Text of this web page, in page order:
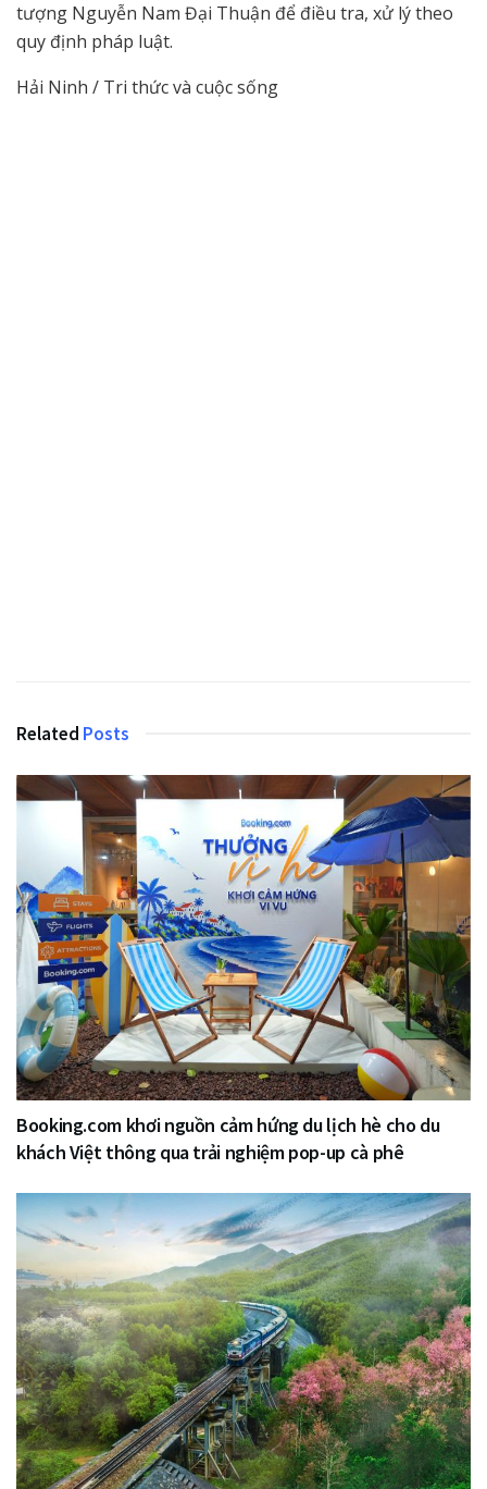
tượng Nguyễn Nam Đại Thuận để điều tra, xử lý theo
quy định pháp luật.
Hải Ninh / Tri thức và cuộc sống
Related Posts
Booking.com khơi nguồn cảm hứng du lịch hè cho du
khách Việt thông qua trải nghiệm pop-up cà phê